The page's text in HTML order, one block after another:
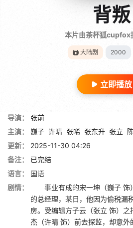
背叛
本片由茶杯狐cupfox
大陆剧 2000
立即播放
导演：
张前
主演：
巍子 许晴 张唏 张东升 张立
更新：
2025-11-30 04:26
备注：
已完结
语言：
国语
剧情：
事业有成的宋一坤（巍子 饰
的总经理，某日，他因为偷税漏
房。受编辑方子云（张立 饰）
杰（许晴 饰）前去探监，却意